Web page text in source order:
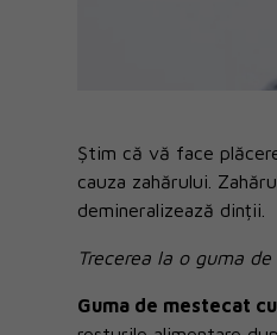
Știm că vă face
cauza zahărului.
demineralizează dinții.
Trecerea la o guma
Guma de mestecat